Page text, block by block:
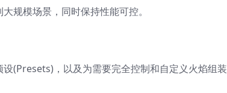
规模场景，同时保持性能可控。
(Presets)，以及为需要完全控制和自定义火焰组装